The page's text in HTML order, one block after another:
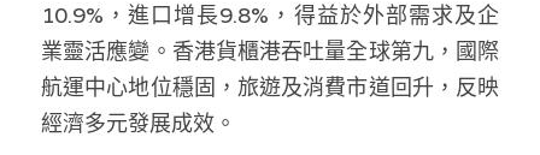
10.9%，進口增長9.8%，得益於外部需求及企
業靈活應變。香港貨櫃港吞吐量全球第九，國際
航運中心地位穩固，旅遊及消費市道回升，反映
經濟多元發展成效。